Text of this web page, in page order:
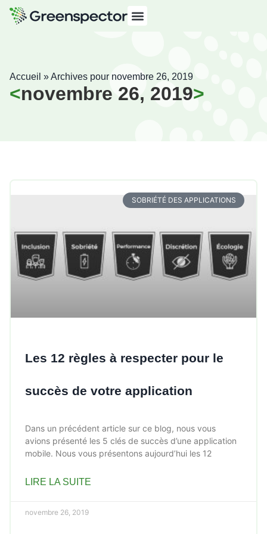
Accueil »Archives pour novembre 26, 2019
novembre 26, 2019
SOBRIÉTÉ DES APPLICATIONS
Les 12 règles à respecter pour le
succès de votre application
Dans un précédent article sur ce blog, nous vous
avions présenté les 5 clés de succès d’une application
mobile. Nous vous présentons aujourd’hui les 12
LIRE LA SUITE
novembre 26, 2019